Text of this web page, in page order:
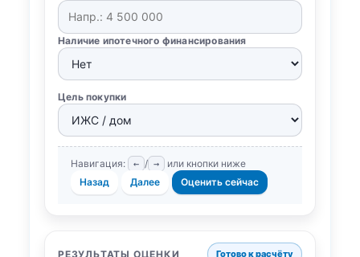
Наличие ипотечного финансирования
Цель покупки
Навигация: ← / →
или кнопки ниже
Назад
Далее Оценить сейчас
РЕЗУЛЬТАТЫ ОЦЕНКИ Готово к расчёту